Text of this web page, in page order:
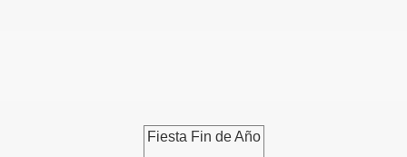
Fiesta Fin de Año